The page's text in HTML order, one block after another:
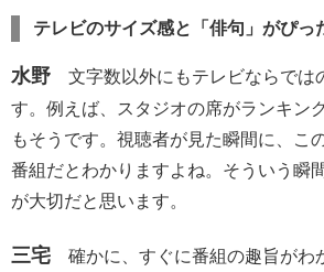
テレビのサイズ感と「俳句」がぴっ
水野 文字数以外にもテレビならでは
す。例えば、スタジオの席がランキン
もそうです。視聴者が見た瞬間に、こ
番組だとわかりますよね。そういう瞬
が大切だと思います。
三宅 確かに、すぐに番組の趣旨がわ